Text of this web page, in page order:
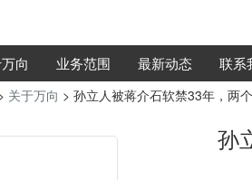
向 业务范围 最新动态 联系
关于万向 > 孙立人被蒋介石软禁33年，两
孙